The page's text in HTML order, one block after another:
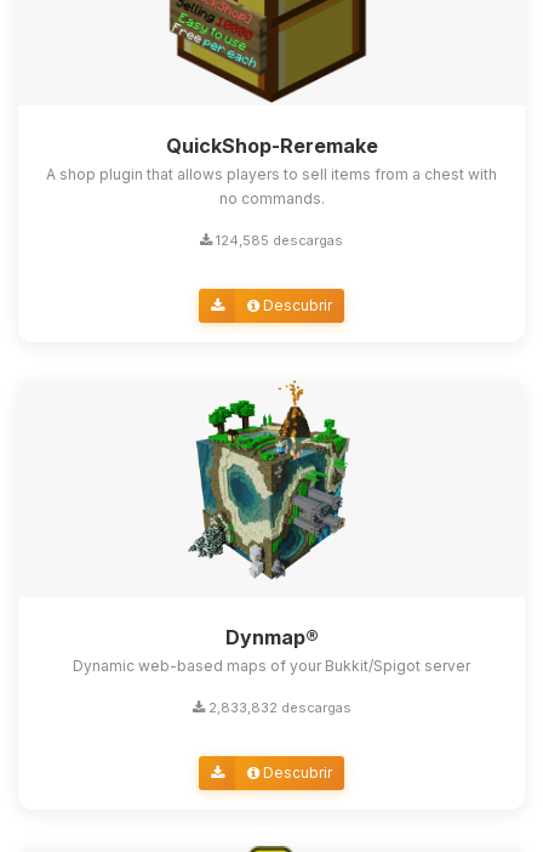
QuickShop-Reremake
A shop plugin that allows players to sell items from a chest with
no commands.
124,585 descargas
Descubrir
Dynmap®
Dynamic web-based maps of your Bukkit/Spigot server
2,833,832 descargas
Descubrir